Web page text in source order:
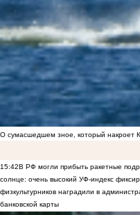
О сумасшедшем зное, который накроет
15:42В РФ могли прибыть ракетные
солнце: очень высокий УФ-индекс
физкультурников наградили в
банковской карты